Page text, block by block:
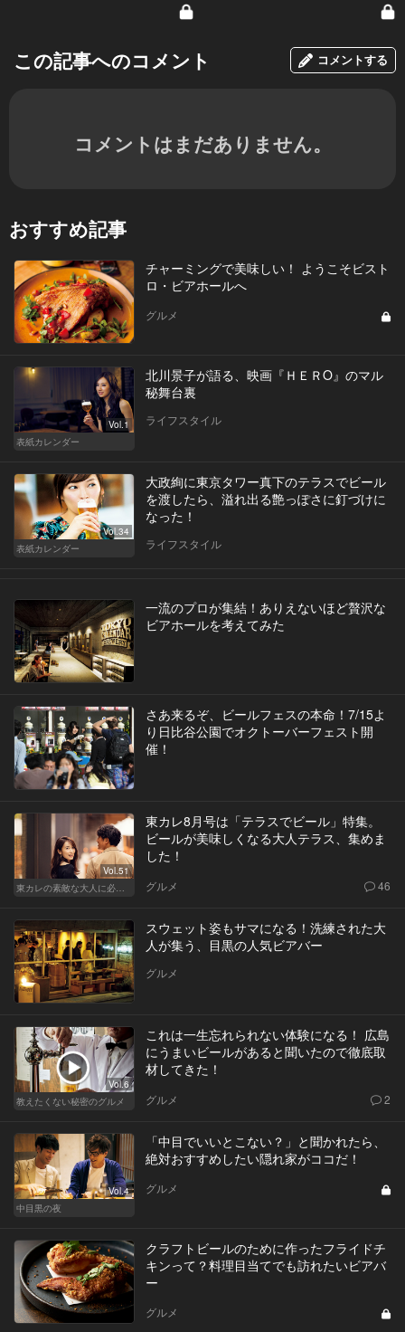
この記事へのコメント コメントする
コメントはまだありません。
おすすめ記事
チャーミングで美味しい！ ようこそビスト
ロ・ビアホールへ
グルメ
Vol.1
表紙カレンダー
北川景子が語る、映画『ＨＥＲO』のマル
秘舞台裏
ライフスタイル
Vol.34
表紙カレンダー
大政絢に東京タワー真下のテラスでビール
を渡したら、溢れ出る艶っぽさに釘づけに
なった！
ライフスタイル
一流のプロが集結！ありえないほど贅沢な
ビアホールを考えてみた
さあ来るぞ、ビールフェスの本命！7/15よ
り日比谷公園でオクトーバーフェスト開
催！
Vol.51
東カレの素敵な大人に必要なこと
東カレ8月号は「テラスでビール」特集。
ビールが美味しくなる大人テラス、集めま
した！
グルメ 46
スウェット姿もサマになる！洗練された大
人が集う、目黒の人気ビアバー
グルメ
Vol.6
教えたくない秘密のグルメ
これは一生忘れられない体験になる！ 広島
にうまいビールがあると聞いたので徹底取
材してきた！
グルメ 2
Vol.4
中目黒の夜
「中目でいいとこない？」と聞かれたら、
絶対おすすめしたい隠れ家がココだ！
グルメ
クラフトビールのために作ったフライドチ
キンって？料理目当てでも訪れたいビアバ
ー
グルメ